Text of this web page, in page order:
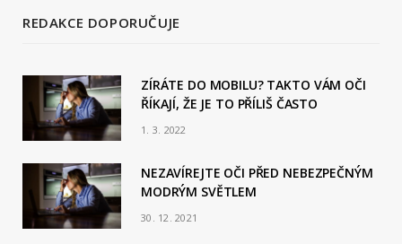
REDAKCE DOPORUČUJE
ZÍRÁTE DO MOBILU? TAKTO VÁM OČI
ŘÍKAJÍ, ŽE JE TO PŘÍLIŠ ČASTO
1. 3. 2022
NEZAVÍREJTE OČI PŘED NEBEZPEČNÝM
MODRÝM SVĚTLEM
30. 12. 2021